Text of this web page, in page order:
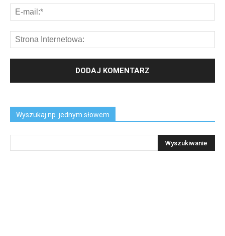
Wyszukaj np. jednym słowem